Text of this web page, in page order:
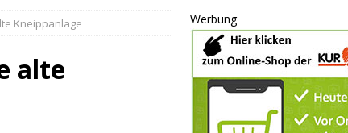
KULTUR
GESELLSCHAFT
Kneippanlage
alte
Werbung